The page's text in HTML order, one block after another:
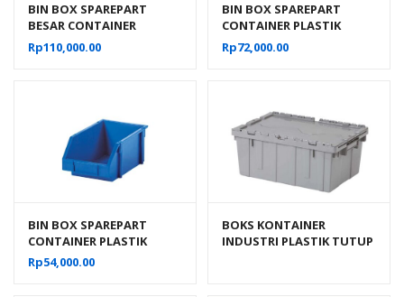
BIN BOX SPAREPART
BESAR CONTAINER
PLASTIK INDUSTRI RABBIT
0111
Rp110,000.00
BIN BOX SPAREPART
CONTAINER PLASTIK
INDUSTRI RABBIT 0222
Rp72,000.00
BIN BOX SPAREPART
CONTAINER PLASTIK
INDUSTRI RABBIT 0333
Rp54,000.00
BOKS KONTAINER
INDUSTRI PLASTIK TUTUP